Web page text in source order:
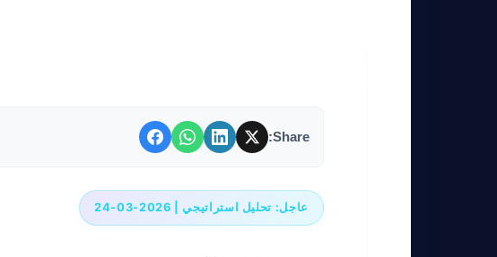
Share:
عاجل: تحليل استراتيجي | 2026-03-24